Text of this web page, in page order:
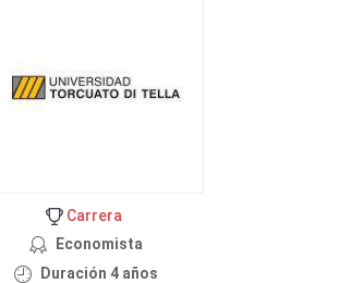
Carrera
Economista
Duración 4 años